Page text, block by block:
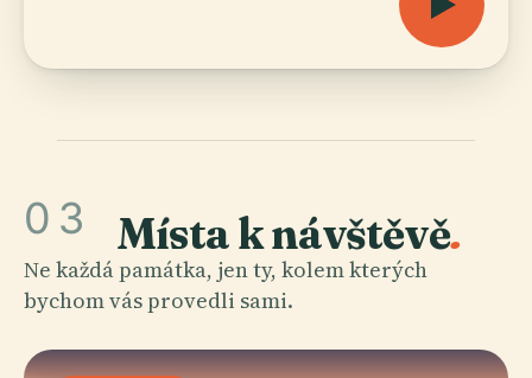
03 Místa k návštěvě.
Ne každá památka, jen ty, kolem kterých
bychom vás provedli sami.